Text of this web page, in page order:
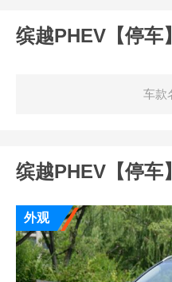
缤越PHEV【停车】
车款
缤越PHEV【停车】
外观